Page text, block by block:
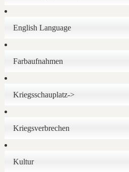
English Language
Farbaufnahmen
Kriegsschauplatz->
Kriegsverbrechen
Kultur